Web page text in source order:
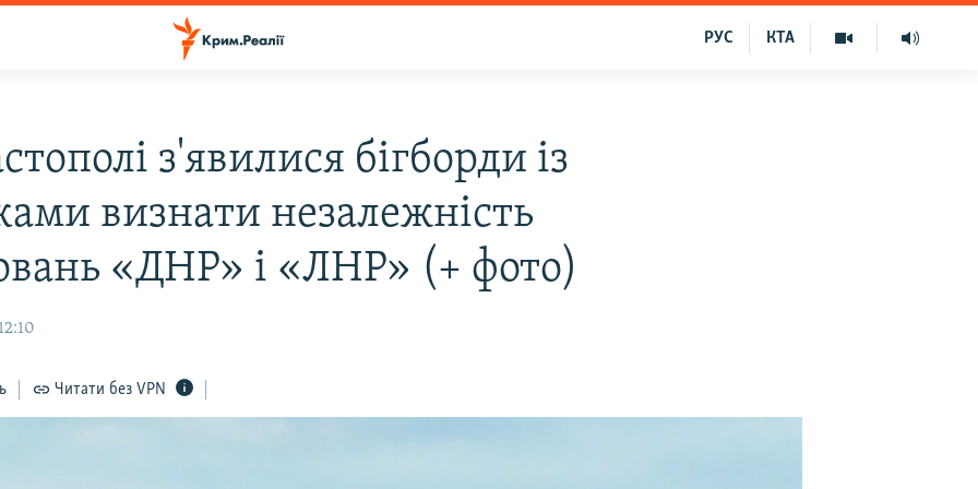
КТА
РУС
з'явилися бігборди із
визнати незалежність
«ДНР» і «ЛНР» (+ фото)
Читати без VPN